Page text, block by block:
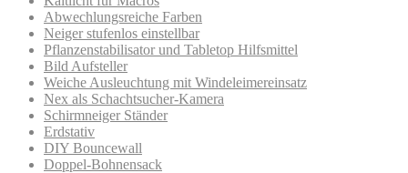
Abwechlungsreiche Farben
Neiger stufenlos einstellbar
Pflanzenstabilisator und Tabletop Hilfsmittel
Bild Aufsteller
Weiche Ausleuchtung mit Windeleimereinsatz
Nex als Schachtsucher-Kamera
Schirmneiger Ständer
Erdstativ
DIY Bouncewall
Doppel-Bohnensack